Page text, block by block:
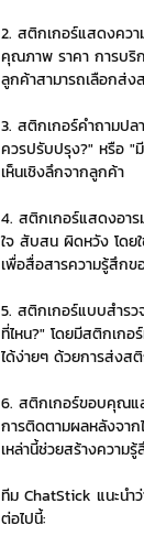
2. สติกเกอร์แสดงควา
คุณภาพ ราคา การบริ
ลูกค้าสามารถเลือกส่ง
3. สติกเกอร์คำถามป
ควรปรับปรุง?" หรือ "มี
เห็นเชิงลึกจากลูกค้า
4. สติกเกอร์แสดงอา
ใจ สับสน ผิดหวัง โดย
เพื่อสื่อสารความรู้สึกข
5. สติกเกอร์แบบสำร
ที่ไหน?" โดยมีสติกเกอ
ได้ง่ายๆ ด้วยการส่งส
6. สติกเกอร์ขอบคุณแ
การติดตามผลหลังจาก
เหล่านี้ช่วยสร้างความ
ทีม ChatStick แนะนำ
ต่อไปนี้: